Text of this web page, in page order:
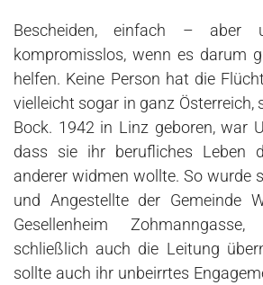
Bescheiden, einfach – aber
kompromisslos, wenn es darum
helfen. Keine Person hat die
vielleicht sogar in ganz Österreich,
Bock. 1942 in Linz geboren, war
dass sie ihr berufliches Leben
anderer widmen wollte. So wurde
und Angestellte der Gemeinde
Gesellenheim
schließlich auch die Leitung
sollte auch ihr unbeirrtes